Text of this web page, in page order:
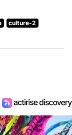
culture-2